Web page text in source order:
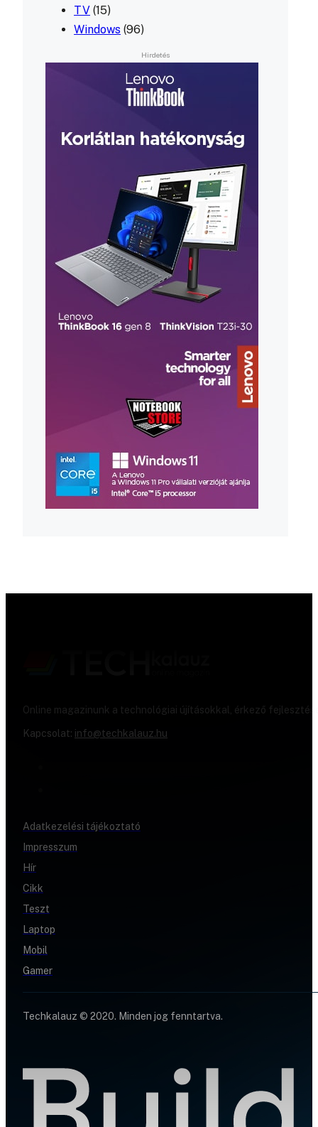
TV (15)
Windows (96)
Online magazinunk a technológiai újításokkal, érkező
Kapcsolat: info@techkalauz.hu
Adatkezelési tájékoztató
Impresszum
Hír
Cikk
Teszt
Laptop
Mobil
Gamer
Techkalauz © 2020. Minden jog fenntartva.